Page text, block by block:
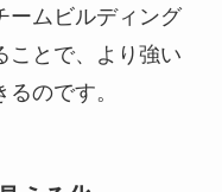
ームビルディング
ことで、より強い
のです。